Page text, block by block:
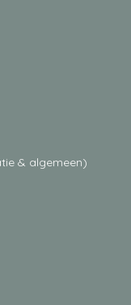
Port-a-cath.
wordt.
& algemeen)